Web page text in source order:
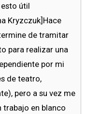
útil
Kryzczuk]Hace
de tramitar
para realizar una
por mi
de teatro,
pero a su vez me
trabajo en blanco